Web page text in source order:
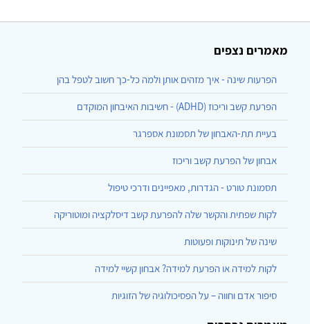
מאמרים נצפים
הפרעות שינה - איך מזהים אותן ולמה כל-כך חשוב לטפל בהן
הפרעת קשב וריכוז (ADHD) - חשיבות האיבחון המוקדם
בעיית תת-האבחון של תסמונת אספרגר
אבחון של הפרעת קשב וריכוז
תסמונת טורט - הגדרות, מאפיינים ודרכי טיפול
לקות שפתית והקשר שלה להפרעת קשב דיסלקציה ומוטוריקה
שינה של תינוקות ופעוטות
לקות למידה או הפרעת למידה? אבחון קשיי למידה
סיפור אדם וחווה – על הפסיכולוגיה של הזוגיות